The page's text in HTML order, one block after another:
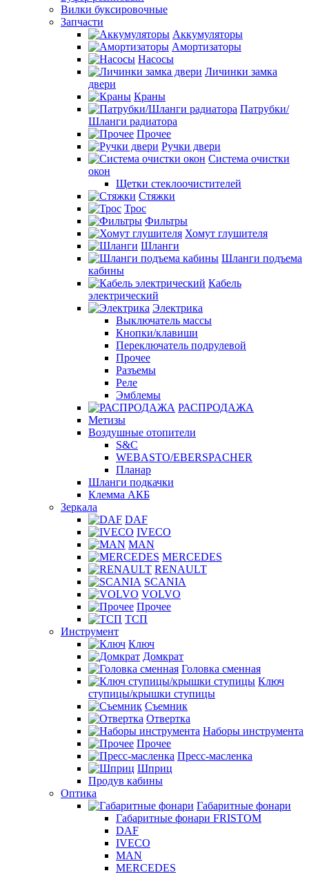
Вилки буксировочные
Запчасти
Аккумуляторы
Амортизаторы
Насосы
Личинки замка
двери
Краны
Патрубки/
Шланги радиатора
Прочее
Ручки двери
Система очистки
окон
Щетки стеклоочистителей
Стяжки
Трос
Фильтры
Хомут глушителя
Шланги
Шланги подъема
кабины
Кабель
электрический
Электрика
Выключатель массы
Кнопки/клавиши
Переключатель подрулевой
Прочее
Разъемы
Реле
Эмблемы
РАСПРОДАЖА
Метизы
Воздушные отопители
S&C
WEBASTO/EBERSPACHER
Планар
Шланги подкачки
Клемма АКБ
Зеркала
DAF
IVECO
MAN
MERCEDES
RENAULT
SCANIA
VOLVO
Прочее
ТСП
Инструмент
Ключ
Домкрат
Головка сменная
Ключ
ступицы/крышки ступицы
Съемник
Отвертка
Наборы инструмента
Прочее
Пресс-масленка
Шприц
Продув кабины
Оптика
Габаритные фонари
Габаритные фонари FRISTOM
DAF
IVECO
MAN
MERCEDES